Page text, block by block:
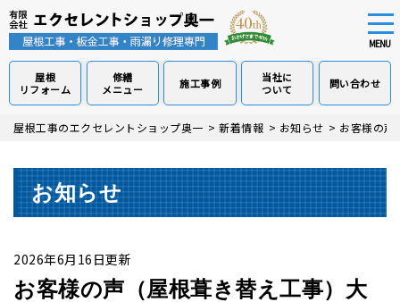
Skip
content
MENU
屋根
リフォーム
修繕
メニュー
施工事例
当社に
ついて
問い合わせ
屋根工事のエクセレントショップ奥一 > 新着情報 > お知らせ > お客様の
お知らせ
2026年6月16日更新
お客様の声（屋根葺き替え工事）大